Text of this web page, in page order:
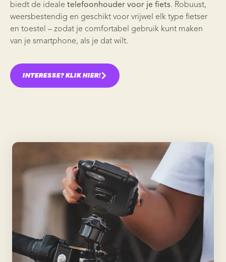
biedt de ideale telefoonhouder voor je fiets. Robuust,
weersbestendig en geschikt voor vrijwel elk type fietser
en toestel – zodat je comfortabel gebruik kunt maken
van je smartphone, als je dat wilt.
INTERESSE? KLIK HIER!